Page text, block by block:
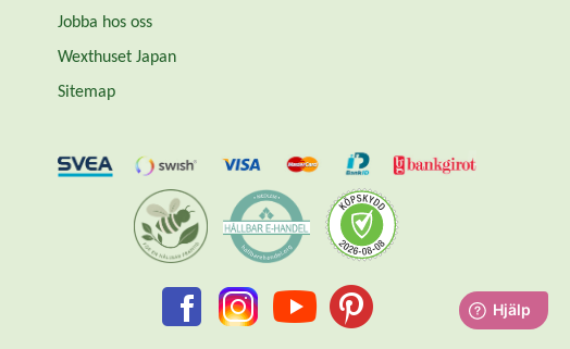
Jobba hos oss
Wexthuset Japan
Sitemap